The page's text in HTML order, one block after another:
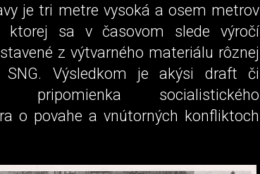
je tri metre vysoká a osem metrov
ktorej sa v časovom slede výročí
z výtvarného materiálu rôznej
SNG. Výsledkom je akýsi draft či
pripomienka socialistického
o povahe a vnútorných konfliktoch